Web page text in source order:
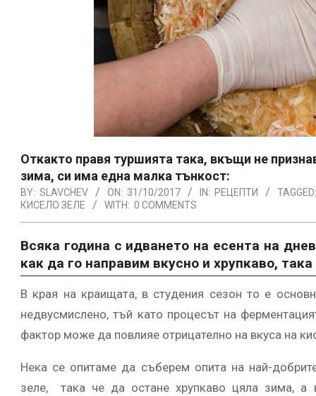
Откакто правя туршията така, вкъщи не
зима, си има една малка тънкост:
BY: SLAVCHEV ON: 31/10/2017 IN: РЕЦЕПТИ
TAGGED:
КИСЕЛО ЗЕЛЕ
WITH: 0 COMMENTS
Всяка година с идването на есента на
как да го направим вкусно и хрупкаво,
В края на краищата, в студения сезон то е
недвусмислено, тъй като процесът на
фактор може да повлияе отрицателно на вкуса на
Нека се опитаме да съберем опита на най-
зеле, така че да остане хрупкаво цяла зима,